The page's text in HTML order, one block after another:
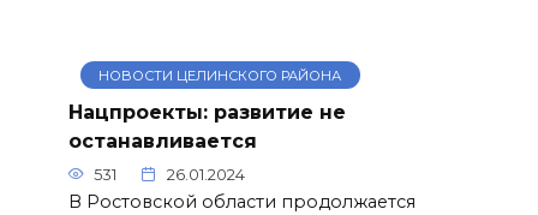
НОВОСТИ ЦЕЛИНСКОГО РАЙОНА
Нацпроекты: развитие не
останавливается
531 26.01.2024
В Ростовской области продолжается